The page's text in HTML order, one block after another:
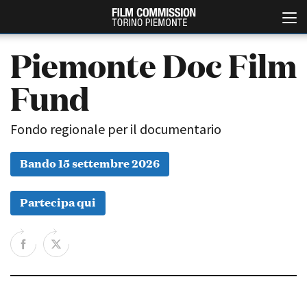
Chi siamo
Storia della Fondazione
Piemonte Doc Film
Fund
Fondo regionale per il documentario
Bando 15 settembre 2026
Partecipa qui